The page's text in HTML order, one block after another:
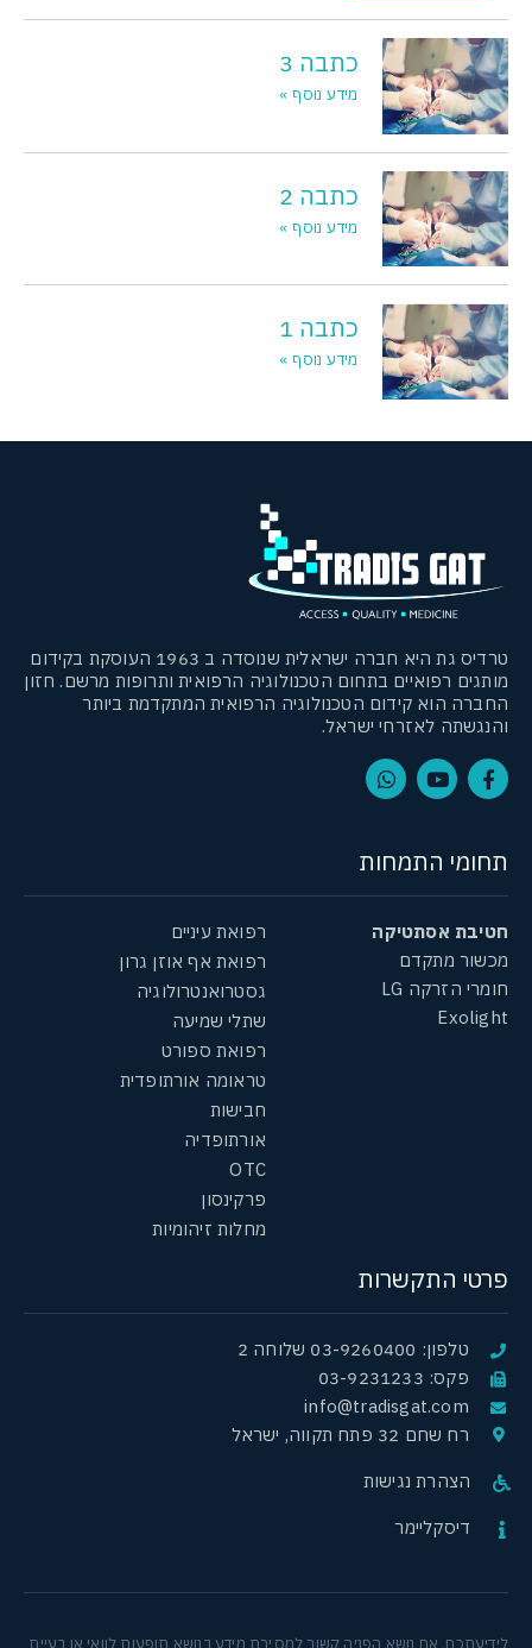
כתבה 3
מידע נוסף »
כתבה 2
מידע נוסף »
כתבה 1
מידע נוסף »
תחומי התמחות
חטיבת אסתטיקה
מכשור מתקדם
חומרי הזרקה LG
Exolight
רפואת עיניים
רפואת אף אוזן גרון
גסטרואנטרולוגיה
שתלי שמיעה
רפואת ספורט
טראומה אורתופדית
חבישות
אורתופדיה
OTC
פרקינסון
מחלות זיהומיות
פרטי התקשרות
טלפון: 03-9260400 שלוחה 2
פקס: 03-9231233
info@tradisgat.com
רח שחם 32 פתח תקווה, ישראל
הצהרת נגישות
דיסקליימר
טרדיס גת היא חברה ישראלית שנוסדה ב 1963 העוסקת בקידום
מותגים רפואיים בתחום הטכנולוגיה הרפואית ותרופות מרשם. חזון
החברה הוא קידום הטכנולוגיה הרפואית המתקדמת ביותר
והנגשתה לאזרחי ישראל.